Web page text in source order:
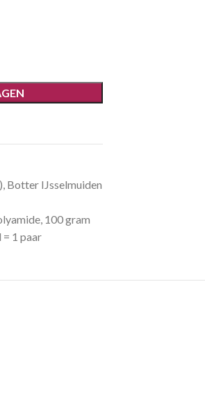
, Botter IJsselmuiden
, 100 gram
= 1 paar